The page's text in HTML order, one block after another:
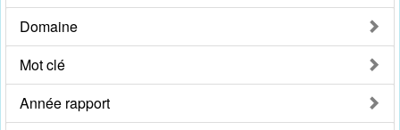
Domaine
Mot clé
Année rapport